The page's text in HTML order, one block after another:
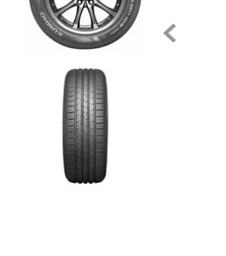
8.
aceite
9.
255
neumáticos 235